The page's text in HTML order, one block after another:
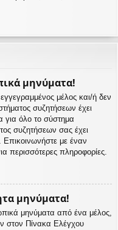
μηνύματα!
μέλος και/ή δεν
συζητήσεων έχει
για όλο το σύστημα
συζητήσεων σας έχει
με έναν
περισσότερες πληροφορίες.
μηνύματα!
μηνύματα από ένα μέλος,
στον Πίνακα Ελέγχου